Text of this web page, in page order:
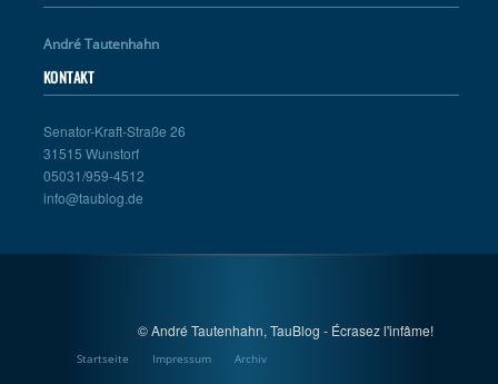
André Tautenhahn
KONTAKT
Senator-Kraft-Straße 26
31515 Wunstorf
05031/959-4512
info@taublog.de
© André Tautenhahn, TauBlog - Écrasez l'infâme!
Startseite Impressum Archiv